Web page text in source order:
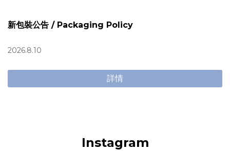
新包裝公告 / Packaging Policy
2026.8.10
詳情
Instagram